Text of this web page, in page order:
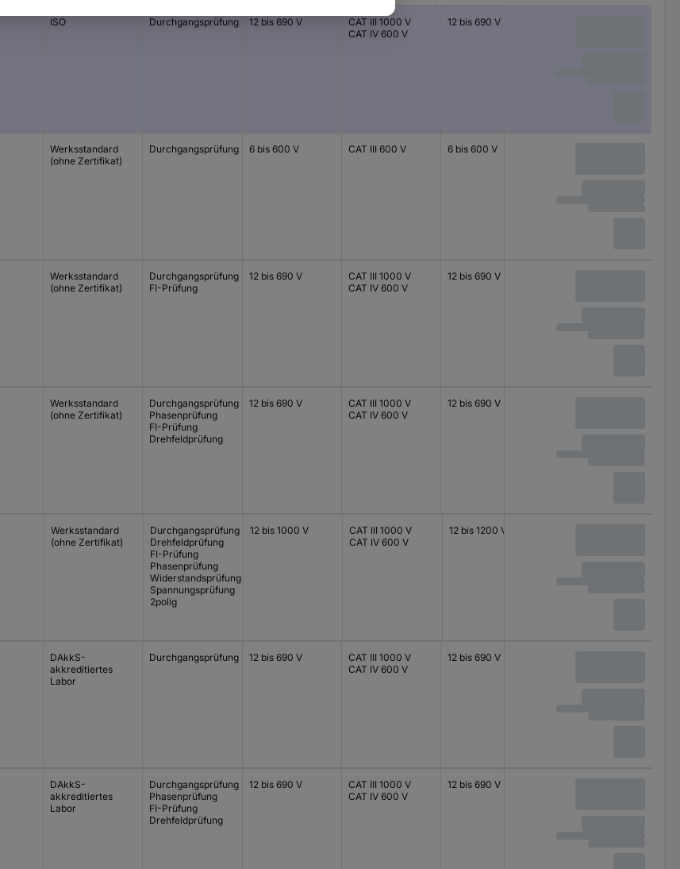
ISO Durchgangsprüfung 12 bis 690 V
CAT III 1000 V
CAT IV 600 V
12 bis 690 V
Werksstandard
(ohne Zertifikat)
Durchgangsprüfung 6 bis 600 V CAT III 600 V 6 bis 600 V
Werksstandard
(ohne Zertifikat)
Durchgangsprüfung
FI-Prüfung
12 bis 690 V
CAT III 1000 V
CAT IV 600 V
12 bis 690 V
Werksstandard
(ohne Zertifikat)
Durchgangsprüfung
Phasenprüfung
FI-Prüfung
Drehfeldprüfung
12 bis 690 V
CAT III 1000 V
CAT IV 600 V
12 bis 690 V
Werksstandard
(ohne Zertifikat)
Durchgangsprüfung
Drehfeldprüfung
FI-Prüfung
Phasenprüfung
Widerstandsprüfung
Spannungsprüfung
2polig
12 bis 1000 V
CAT III 1000 V
CAT IV 600 V
12 bis 1200 V
DAkkS-
akkreditiertes
Labor
Durchgangsprüfung 12 bis 690 V
CAT III 1000 V
CAT IV 600 V
12 bis 690 V
DAkkS-
akkreditiertes
Labor
Durchgangsprüfung
Phasenprüfung
FI-Prüfung
Drehfeldprüfung
12 bis 690 V
CAT III 1000 V
CAT IV 600 V
12 bis 690 V